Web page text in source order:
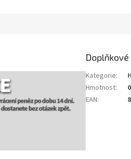
Kategorie:
Hmotnost:
EAN: